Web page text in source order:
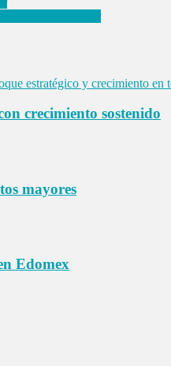
crecimiento sostenido
mayores
Edomex